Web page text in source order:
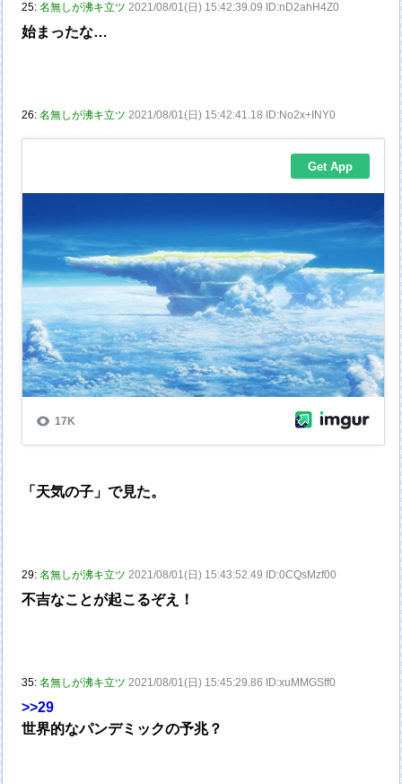
25:名無しが沸キ立ツ 2021/08/01(日) 15:42:39.09 ID:nD2ahH4Z0
始まったな…
26:名無しが沸キ立ツ 2021/08/01(日) 15:42:41.18 ID:No2x+INY0
「天気の子」で見た。
29:名無しが沸キ立ツ 2021/08/01(日) 15:43:52.49 ID:0CQsMzf00
不吉なことが起こるぞえ！
35:名無しが沸キ立ツ 2021/08/01(日) 15:45:29.86 ID:xuMMGSff0
>>29
世界的なパンデミックの予兆？